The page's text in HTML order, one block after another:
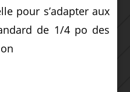
pour s’adapter aux
de 1/4 po des